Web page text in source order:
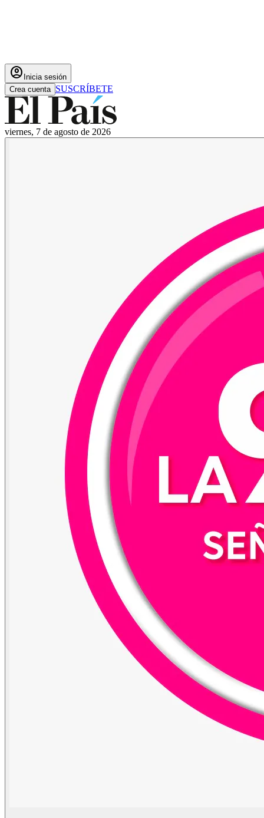
account_circle Inicia sesión
Crea cuenta SUSCRÍBETE
viernes, 7 de agosto de 2026